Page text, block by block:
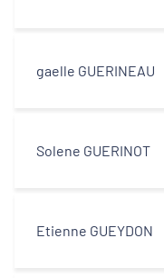
gaelle GUERINEAU
Solene GUERINOT
Etienne GUEYDON